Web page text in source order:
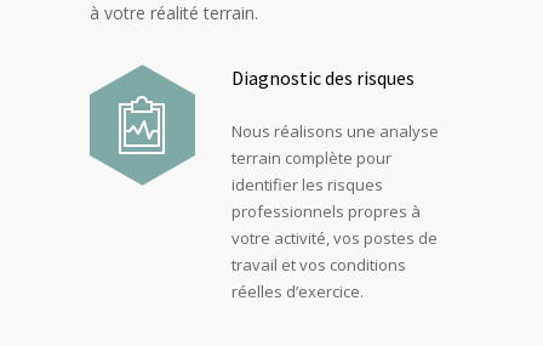
à votre réalité terrain.
Diagnostic des risques
Nous réalisons une analyse
terrain complète pour
identifier les risques
professionnels propres à
votre activité, vos postes de
travail et vos conditions
réelles d’exercice.